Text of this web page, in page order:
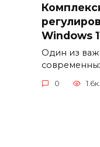
Windows
Один из
0 1.6к.